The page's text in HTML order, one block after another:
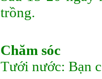
trồng.
Chăm sóc
Tưới nước: Bạn